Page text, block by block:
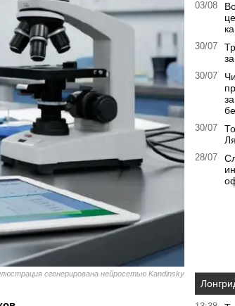
сгенерирована нейросетью Kandinsky
03/08
30/07
30/07
30/07
28/07